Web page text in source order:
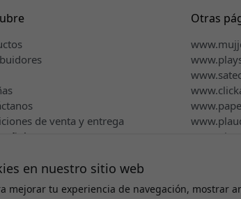
de venta y entrega
Otras
en nuestro sitio web
mejorar tu experiencia de navegación, mostrar